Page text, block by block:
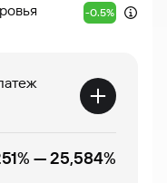
-0.5%
—25,584%